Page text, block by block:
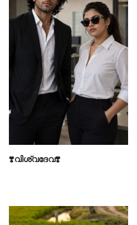
❣️വിശ്വദേവ❣️